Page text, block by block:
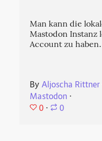
Man kann die
Mastodon Instanz
Account zu haben.
ByAljoscha Rittner
Mastodon ⋅
0 ⋅ 0